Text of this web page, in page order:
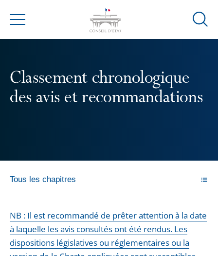
Menu
Ouvrir
Classement chronologique
des avis et recommandations
Tous les chapitres
NB : Il est recommandé de prêter attention à la date
à laquelle les avis consultés ont été rendus. Les
dispositions législatives ou réglementaires ou la